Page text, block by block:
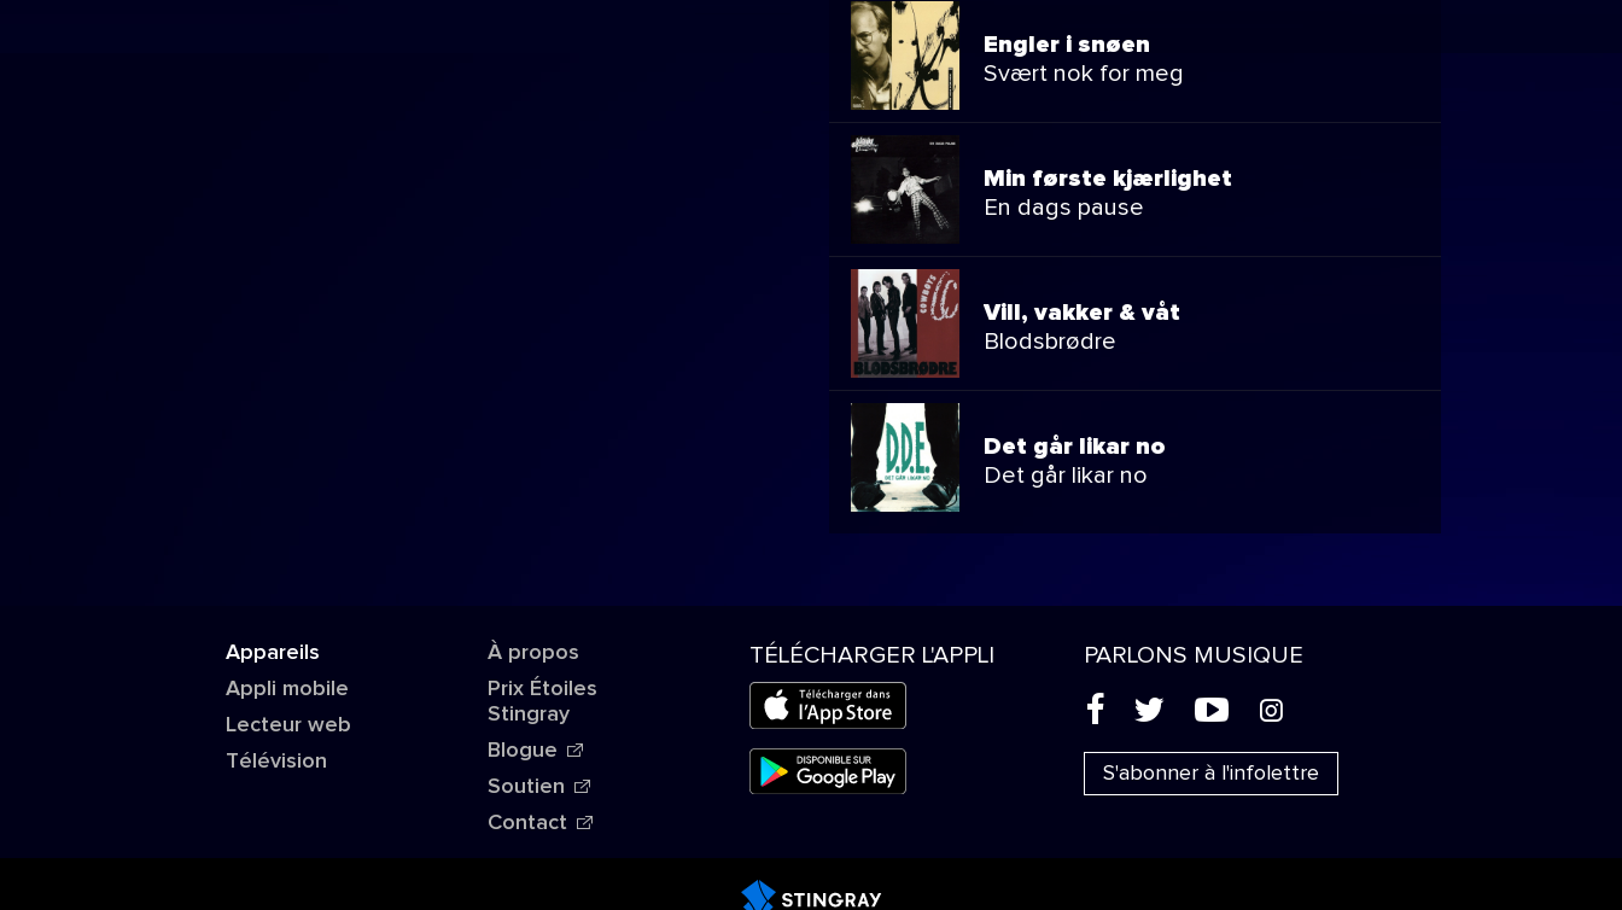
Engler i snøen
Svært nok for meg
Min første kjærlighet
En dags pause
Vill, vakker & våt
Blodsbrødre
Det går likar no
Det går likar no
Appareils
Appli mobile
Lecteur web
Télévision
À propos
Prix Étoiles
Stingray
Blogue
Soutien
Contact
TÉLÉCHARGER L'APPLI PARLONS MUSIQUE
( ' + &
S'abonner à l'infolettre